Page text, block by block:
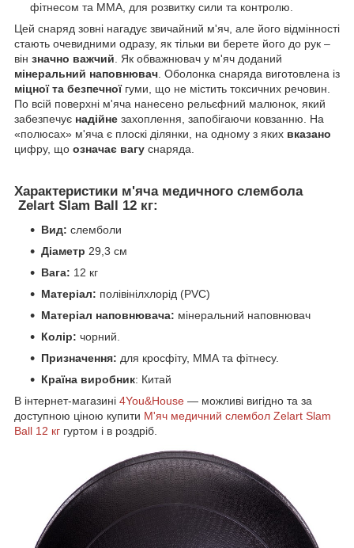
фітнесом та ММА, для розвитку сили та контролю.
Цей снаряд зовні нагадує звичайний м'яч, але його відмінності
стають очевидними одразу, як тільки ви берете його до рук –
він значно важчий. Як обважнювач у м'яч доданий
мінеральний наповнювач. Оболонка снаряда виготовлена із
міцної та безпечноїгуми, що не містить токсичних речовин.
По всій поверхні м'яча нанесено рельєфний малюнок, який
забезпечує надійне захоплення, запобігаючи ковзанню. На
«полюсах» м'яча є плоскі ділянки, на одному з яких вказано
цифру, що означає вагу снаряда.
Характеристики м'яча медичного слембола
Zelart Slam Ball 12 кг:
Вид: слемболи
Діаметр 29,3 см
Вага: 12 кг
Матеріал: полівінілхлорід (PVC)
Матеріал наповнювача: мінеральний наповнювач
Колір: чорний.
Призначення: для кросфіту, ММА та фітнесу.
Країна виробник: Китай
В інтернет-магазині 4You&House — можливі вигідно та за
доступною ціною купити М'яч медичний слембол Zelart Slam
Ball 12 кг гуртом і в роздріб.